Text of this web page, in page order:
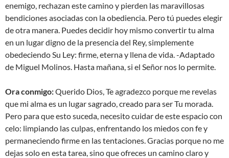
enemigo, rechazan este camino y pierden las maravillosas
bendiciones asociadas con la obediencia. Pero tú puedes elegir
de otra manera. Puedes decidir hoy mismo convertir tu alma
en un lugar digno de la presencia del Rey, simplemente
obedeciendo Su Ley: firme, eterna y llena de vida. -Adaptado
de Miguel Molinos. Hasta mañana, si el Señor nos lo permite.
Ora conmigo:Querido Dios, Te agradezco porque me revelas
que mi alma es un lugar sagrado, creado para ser Tu morada.
Pero para que esto suceda, necesito cuidar de este espacio con
celo: limpiando las culpas, enfrentando los miedos con fe y
permaneciendo firme en las tentaciones. Gracias porque no me
dejas solo en esta tarea, sino que ofreces un camino claro y